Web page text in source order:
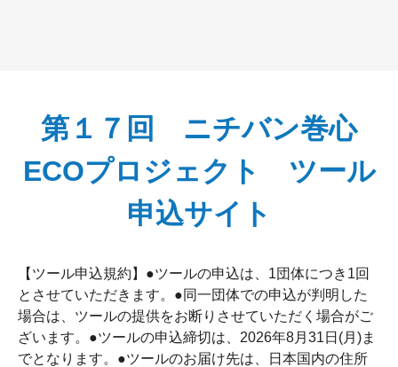
第１７回 ニチバン巻心
ECOプロジェクト ツール
申込サイト
【ツール申込規約】●ツールの申込は、1団体につき1回
とさせていただきます。●同一団体での申込が判明した
場合は、ツールの提供をお断りさせていただく場合がご
ざいます。●ツールの申込締切は、2026年8月31日(月)ま
でとなります。●ツールのお届け先は、日本国内の住所